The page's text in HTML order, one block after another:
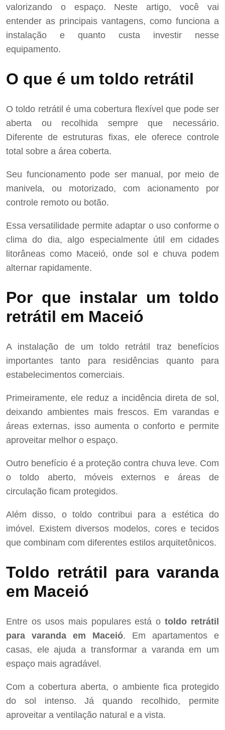
valorizando o espaço. Neste artigo, você vai
entender as principais vantagens, como funciona a
instalação e quanto custa investir nesse
equipamento.
O que é um toldo retrátil
O toldo retrátil é uma cobertura flexível que pode ser
aberta ou recolhida sempre que necessário.
Diferente de estruturas fixas, ele oferece controle
total sobre a área coberta.
Seu funcionamento pode ser manual, por meio de
manivela, ou motorizado, com acionamento por
controle remoto ou botão.
Essa versatilidade permite adaptar o uso conforme o
clima do dia, algo especialmente útil em cidades
litorâneas como Maceió, onde sol e chuva podem
alternar rapidamente.
Por que instalar um toldo
retrátil em Maceió
A instalação de um toldo retrátil traz benefícios
importantes tanto para residências quanto para
estabelecimentos comerciais.
Primeiramente, ele reduz a incidência direta de sol,
deixando ambientes mais frescos. Em varandas e
áreas externas, isso aumenta o conforto e permite
aproveitar melhor o espaço.
Outro benefício é a proteção contra chuva leve. Com
o toldo aberto, móveis externos e áreas de
circulação ficam protegidos.
Além disso, o toldo contribui para a estética do
imóvel. Existem diversos modelos, cores e tecidos
que combinam com diferentes estilos arquitetônicos.
Toldo retrátil para varanda
em Maceió
Entre os usos mais populares está otoldo retrátil
para varanda em Maceió. Em apartamentos e
casas, ele ajuda a transformar a varanda em um
espaço mais agradável.
Com a cobertura aberta, o ambiente fica protegido
do sol intenso. Já quando recolhido, permite
aproveitar a ventilação natural e a vista.